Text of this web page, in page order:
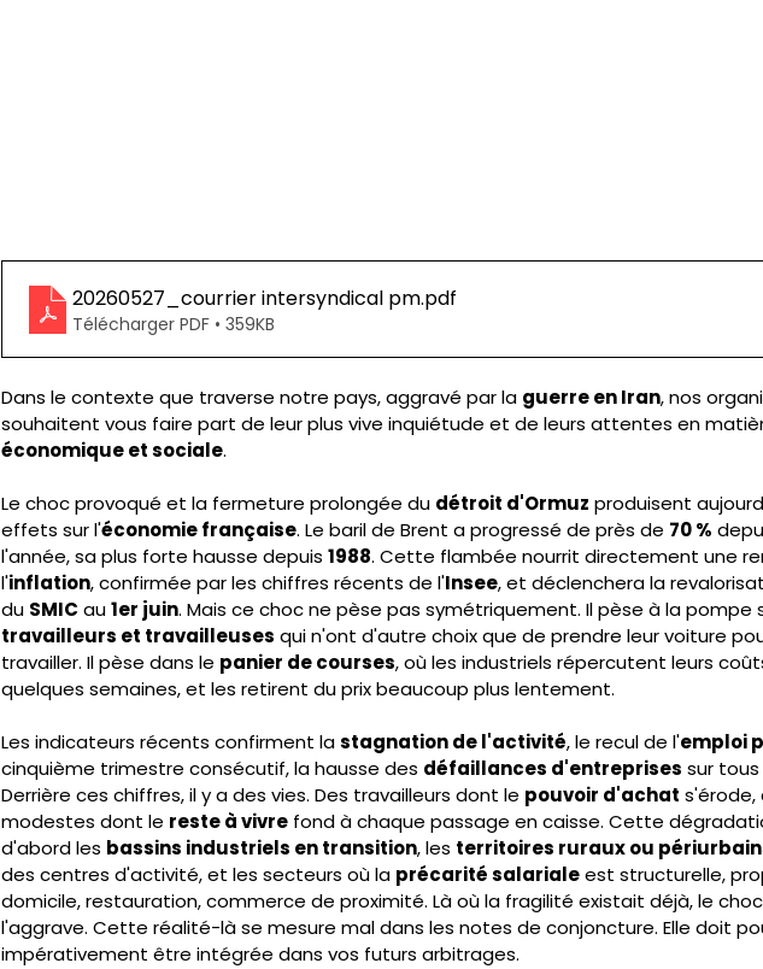
20260527_courrier intersyndical pm.pdf
Télécharger PDF • 359KB
Dans le contexte que traverse notre pays, aggravé par la guerre en Iran, nos
souhaitent vous faire part de leur plus vive inquiétude et de leurs attentes en
économique et sociale.
Le choc provoqué et la fermeture prolongée du détroit d'Ormuz produisent
effets sur l'économie française. Le baril de Brent a progressé de près de 70 %
l'année, sa plus forte hausse depuis 1988. Cette flambée nourrit directement une
l'inflation, confirmée par les chiffres récents de l'Insee, et déclenchera la
du SMIC au 1er juin. Mais ce choc ne pèse pas symétriquement. Il pèse à la pompe
travailleurs et travailleuses qui n'ont d'autre choix que de prendre leur voiture
travailler. Il pèse dans le panier de courses, où les industriels répercutent leurs
quelques semaines, et les retirent du prix beaucoup plus lentement.
Les indicateurs récents confirment la stagnation de l'activité, le recul de l'emploi
cinquième trimestre consécutif, la hausse des défaillances d'entreprises sur
Derrière ces chiffres, il y a des vies. Des travailleurs dont le pouvoir d'achat s'érode,
modestes dont le reste à vivre fond à chaque passage en caisse. Cette
d'abord les bassins industriels en transition, les territoires ruraux ou
des centres d'activité, et les secteurs où la précarité salariale est structurelle,
domicile, restauration, commerce de proximité. Là où la fragilité existait déjà, le
l'aggrave. Cette réalité-là se mesure mal dans les notes de conjoncture. Elle doit
impérativement être intégrée dans vos futurs arbitrages.